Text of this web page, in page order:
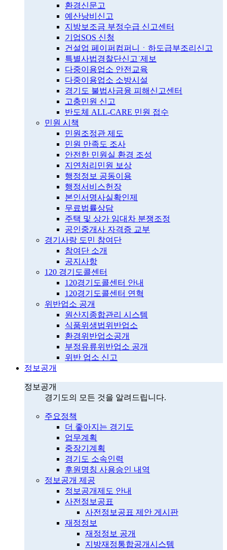
환경신문고
예산낭비신고
지방보조금 부정수급 신고센터
기업SOS 신청
건설업 페이퍼컴퍼니ㆍ하도급부조리신고
특별사법경찰단신고˙제보
다중이용업소 안전교육
다중이용업소 소방시설
경기도 불법사금융 피해신고센터
고충민원 신고
반도체 ALL-CARE 민원 접수
민원 시책
민원조정관 제도
민원 만족도 조사
안전한 민원실 환경 조성
지연처리민원 보상
행정정보 공동이용
행정서비스헌장
본인서명사실확인제
무료법률상담
주택 및 상가 임대차 분쟁조정
공인중개사 자격증 교부
경기사랑 도민 참여단
참여단 소개
공지사항
120 경기도콜센터
120경기도콜센터 안내
120경기도콜센터 연혁
위반업소 공개
원산지종합관리 시스템
식품위생법위반업소
환경위반업소공개
부정유류위반업소 공개
위반 업소 신고
정보공개
정보공개
경기도의 모든 것을 알려드립니다.
주요정책
더 좋아지는 경기도
업무계획
중장기계획
경기도 소속인력
후원명칭 사용승인 내역
정보공개 제공
정보공개제도 안내
사전정보공표
사전정보공표 제안 게시판
재정정보
재정정보 공개
지방재정통합공개시스템